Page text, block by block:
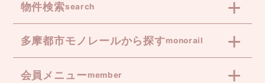
物件検索search
多摩都市モノレールから探すmonorail
会員メニューmember